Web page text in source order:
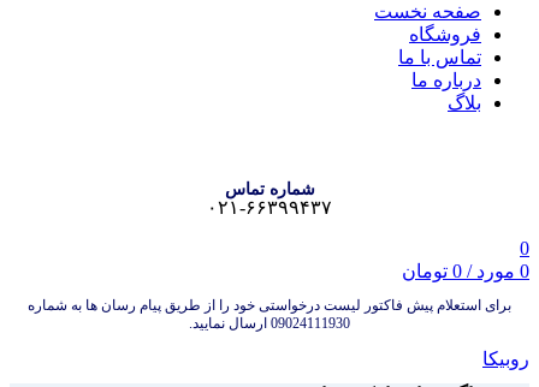
صفحه نخست
فروشگاه
تماس با ما
درباره ما
بلاگ
شماره تماس
۰۲۱-۶۶۳۹۹۴۳۷
0
0 مورد /
0 تومان
برای استعلام پیش فاکتور لیست درخواستی خود را از طریق پیام رسان ها به شماره
09024111930 ارسال نمایید.
روبیکا